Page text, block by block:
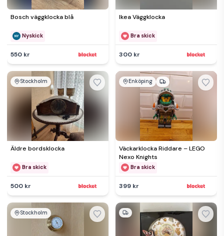
Bosch väggklocka blå
Nyskick
550 kr
Ikea Väggklocka
Bra skick
300 kr
Stockholm
Äldre bordsklocka
Bra skick
500 kr
Enköping
Väckarklocka Riddare – LEGO
Nexo Knights
Bra skick
399 kr
Stockholm